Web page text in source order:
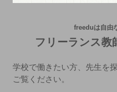
freeduは自由
フリーランス教
学校で働きたい方、先生を
ご覧ください。